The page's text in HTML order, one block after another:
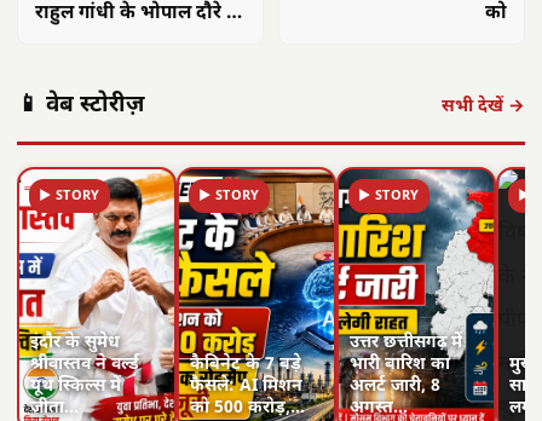
राहुल गांधी के भोपाल दौरे पर
को
📱 वेब स्टोरीज़ सभी देखें →
▶ STORY
इंदौर के सुमेध
श्रीवास्तव ने वर्ल्ड
यूथ स्किल्स में
जीता…
▶ STORY
कैबिनेट के 7 बड़े
फैसले: AI मिशन
को 500 करोड़,…
▶ STORY
उत्तर छत्तीसगढ़ में
भारी बारिश का
अलर्ट जारी, 8
अगस्त…
▶